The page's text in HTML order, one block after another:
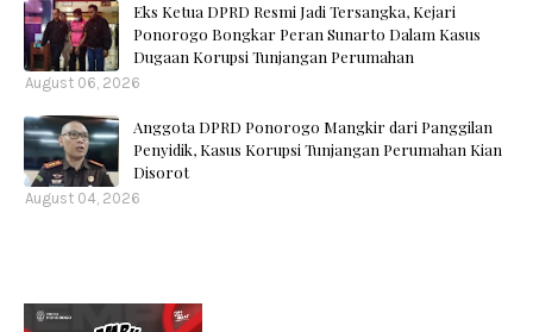
Eks Ketua DPRD Resmi Jadi Tersangka, Kejari
Ponorogo Bongkar Peran Sunarto Dalam Kasus
Dugaan Korupsi Tunjangan Perumahan
August 06, 2026
Anggota DPRD Ponorogo Mangkir dari Panggilan
Penyidik, Kasus Korupsi Tunjangan Perumahan Kian
Disorot
August 04, 2026